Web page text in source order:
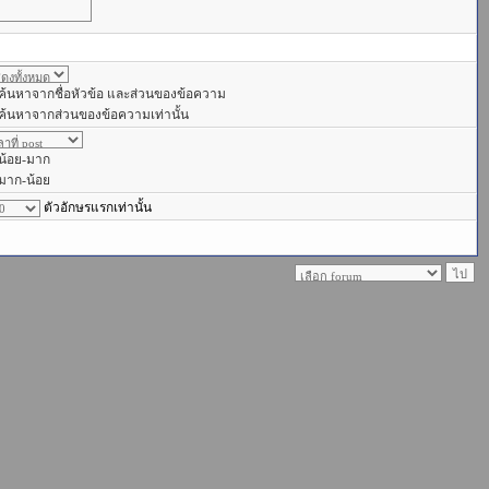
นหาจากชื่อหัวข้อ และส่วนของข้อความ
นหาจากส่วนของข้อความเท่านั้น
อย-มาก
าก-น้อย
ตัวอักษรแรกเท่านั้น